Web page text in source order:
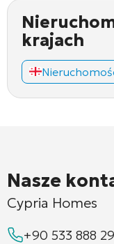
krajach
Nasze
Cypria Homes
+90 533 888